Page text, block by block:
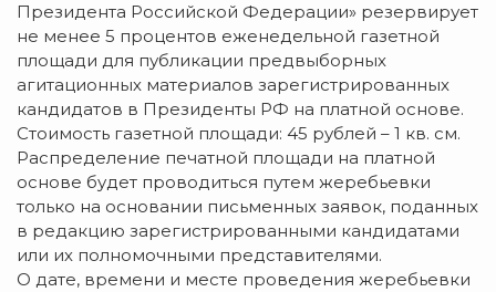
Президента Российской Федерации» резервирует
не менее 5 процентов еженедельной газетной
площади для публикации предвыборных
агитационных материалов зарегистрированных
кандидатов в Президенты РФ на платной основе.
Стоимость газетной площади: 45 рублей – 1 кв. см.
Распределение печатной площади на платной
основе будет проводиться путем жеребьевки
только на основании письменных заявок, поданных
в редакцию зарегистрированными кандидатами
или их полномочными представителями.
О дате, времени и месте проведения жеребьевки